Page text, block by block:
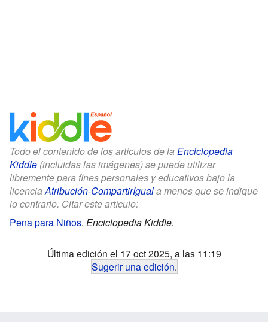
Todo el contenido de los artículos de la Enciclopedia
Kiddle (incluidas las imágenes) se puede utilizar
libremente para fines personales y educativos bajo la
licenciaAtribución-CompartirIguala menos que se indique
lo contrario. Citar este artículo:
Pena para Niños. Enciclopedia Kiddle.
Última edición el 17 oct 2025, a las 11:19
Sugerir una edición.